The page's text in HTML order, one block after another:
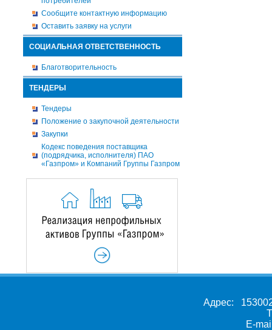
Сообщите контактную информацию
Оставить заявку на услуги
СОЦИАЛЬНАЯ ОТВЕТСТВЕННОСТЬ
Благотворительность
ТЕНДЕРЫ
Тендеры
Положение о закупочной деятельности
Закупки
Кодекс поведения поставщика
(подрядчика, исполнителя) ПАО
«Газпром» и Компаний Группы Газпром
Адрес:
E-